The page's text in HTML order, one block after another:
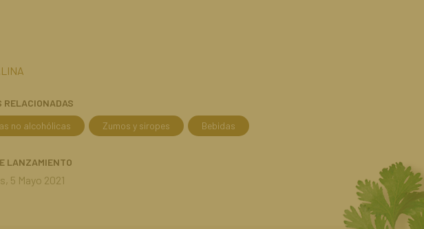
RELACIONADAS
no alcohólicas
Zumos y siropes Bebidas
LANZAMIENTO
5 Mayo 2021